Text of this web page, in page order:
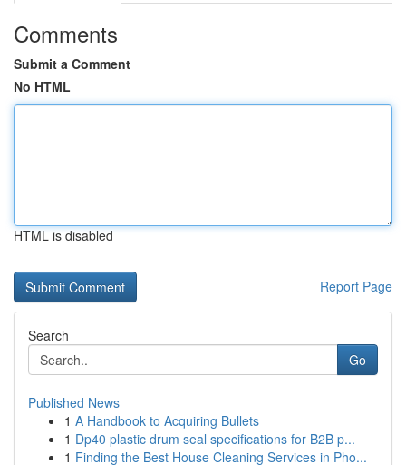
Comments
Submit a Comment
No HTML
HTML is disabled
Report Page
Search
Go
Published News
1 A Handbook to Acquiring Bullets
1 Dp40 plastic drum seal specifications for B2B p...
1 Finding the Best House Cleaning Services in Pho...